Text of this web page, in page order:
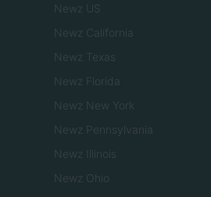
Newz US
Newz California
Newz Texas
Newz Florida
Newz New York
Newz Pennsylvania
Newz Illinois
Newz Ohio